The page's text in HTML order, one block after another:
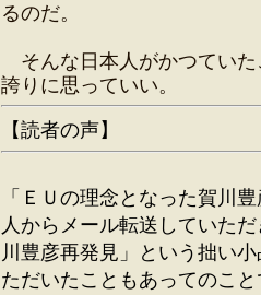
るのだ。
そんな日本人がかつていた
誇りに思っていい。
【読者の声】
「ＥＵの理念となった賀川
人からメール転送していた
川豊彦再発見」という拙い
ただいたこともあってのこ